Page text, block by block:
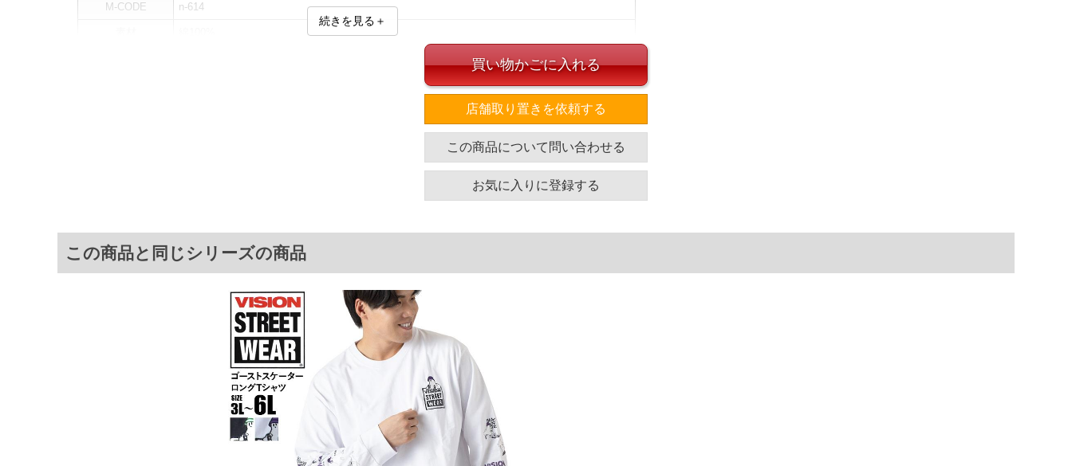
M-CODE n-614
人気のゴーストスケーターの袖プリントロンT。スケボーを楽しんでいるゴーストのイラストが
可愛いデザインです。フロントは刺繍で仕上げており、さりげないイラストとロゴの組み合わせ
がポイント。ベストなどの軽アウターとのコーデに相性抜群な1枚です。
胸囲 着丈
4L 56
60 65
※商品によって若干のサイズの誤差がございます。また、お客様がご使用の環境（コンピュータ画
面）によって、商品の色味が若干異なる場合がございます。予めご了承ください。
※上記サイズが実際の商品に付いているタグのサイズ表記と異なる場合があります。お取り扱い前に
商品付属タグの記載もご確認下さい。
※当店での掲載商品は、実店鋪と在庫を共用しておりますので店頭での売り違い、店舗からのお取り
寄せ等により、お客様にご迷惑をお掛けしてしまう場合がございます。そのようなことがない様最大
限に努めておりますが、もしあった場合速やかにご連絡させて頂きますので予めご了承ください。
続きを見る＋
買い物かごに入れる
店舗取り置きを依頼する
この商品について問い合わせる
お気に入りに登録する
この商品と同じシリーズの商品